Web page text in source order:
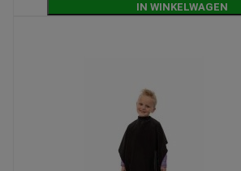
IN WINKELWAGEN